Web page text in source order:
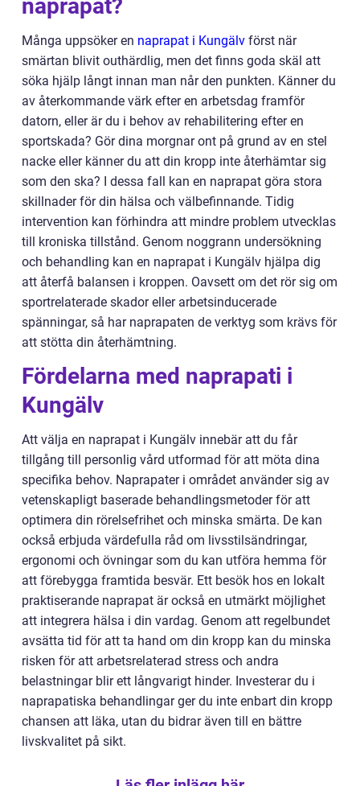
naprapat?
Många uppsöker en naprapat i Kungälv först när
smärtan blivit outhärdlig, men det finns goda skäl att
söka hjälp långt innan man når den punkten. Känner du
av återkommande värk efter en arbetsdag framför
datorn, eller är du i behov av rehabilitering efter en
sportskada? Gör dina morgnar ont på grund av en stel
nacke eller känner du att din kropp inte återhämtar sig
som den ska? I dessa fall kan en naprapat göra stora
skillnader för din hälsa och välbefinnande. Tidig
intervention kan förhindra att mindre problem utvecklas
till kroniska tillstånd. Genom noggrann undersökning
och behandling kan en naprapat i Kungälv hjälpa dig
att återfå balansen i kroppen. Oavsett om det rör sig om
sportrelaterade skador eller arbetsinducerade
spänningar, så har naprapaten de verktyg som krävs för
att stötta din återhämtning.
Fördelarna med naprapati i
Kungälv
Att välja en naprapat i Kungälv innebär att du får
tillgång till personlig vård utformad för att möta dina
specifika behov. Naprapater i området använder sig av
vetenskapligt baserade behandlingsmetoder för att
optimera din rörelsefrihet och minska smärta. De kan
också erbjuda värdefulla råd om livsstilsändringar,
ergonomi och övningar som du kan utföra hemma för
att förebygga framtida besvär. Ett besök hos en lokalt
praktiserande naprapat är också en utmärkt möjlighet
att integrera hälsa i din vardag. Genom att regelbundet
avsätta tid för att ta hand om din kropp kan du minska
risken för att arbetsrelaterad stress och andra
belastningar blir ett långvarigt hinder. Investerar du i
naprapatiska behandlingar ger du inte enbart din kropp
chansen att läka, utan du bidrar även till en bättre
livskvalitet på sikt.